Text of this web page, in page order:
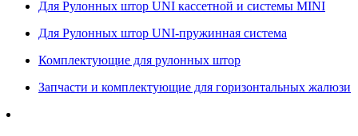
Для Рулонных штор UNI кассетной и системы MINI
Для Рулонных штор UNI-пружинная система
Комплектующие для рулонных штор
Запчасти и комплектующие для горизонтальных жалюзи